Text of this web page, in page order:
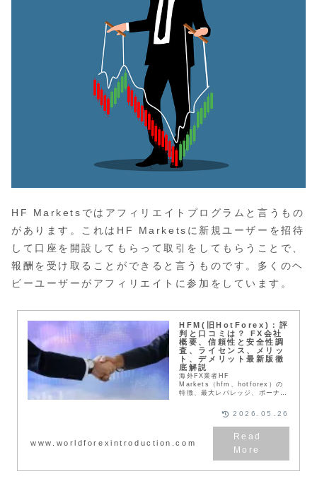
HF Marketsではアフィリエイトプログラムと言うもの
があります。これはHF Marketsに新規ユーザーを招待
して口座を開設してもらって取引をしてもらうことで、
報酬を受け取ることができると言うものです。多くのヘ
ビーユーザーがアフィリエイトに参加をしています。
HFM(旧HotForex)：評
判と口コミは？ FX会社
概要、信頼性と安全性調
査、ライセンス、メリッ
ト、デメリット最新版徹
底解説
海外FX業者HF
Markets（hfm、hotforex）の
特徴、最大レバレッジ、ボーナ
します。世界でもかなり人気の
FX会社になります。全世界で
300万以上の口座が開設されてお
り、大多数のトレーダーが取引を
しています。そこで、この会社の
情報について知ってもらうために
www.worldforexintroduction.com
2026.05.26